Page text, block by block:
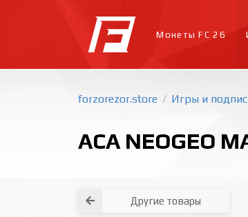
Монеты FC 26
forzorezor.store / Игры и
ACA NEOGEO
Другие товары